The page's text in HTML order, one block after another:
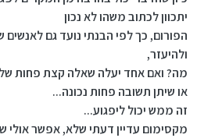
יתכוון לכתוב משהו לא נכון
הפורום, כך לפי הבנתי נועד גם לאנשים
ולהיעזר,
מה? ואם אחד יעלה שאלה קצת פחות של
או שיתן תשובה פחות נכונה...
זה ממש יכול ליפגוע...
מקסימום עדיין דעתי שלא, אפשר אולי